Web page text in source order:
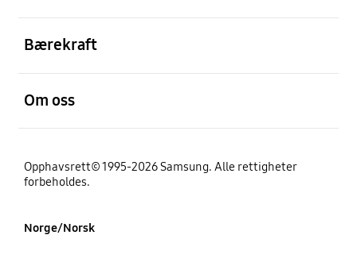
Bærekraft
Om oss
Opphavsrett© 1995-2026 Samsung. Alle rettigheter
forbeholdes.
Norge/Norsk